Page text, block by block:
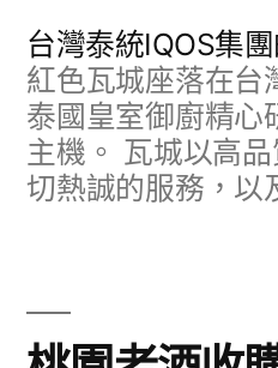
台灣泰統IQOS集
紅色瓦城座落在台
泰國皇室御廚精心
主機。 瓦城以高
切熱誠的服務，以